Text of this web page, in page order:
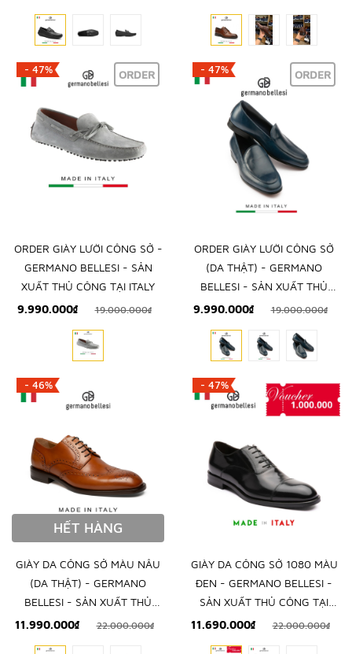
- 47% ORDER
ORDER GIÀY LƯỜI CÔNG SỞ -
GERMANO BELLESI - SẢN
XUẤT THỦ CÔNG TẠI ITALY
9.990.000₫
19.000.000₫
- 47% ORDER
ORDER GIÀY LƯỜI CÔNG SỞ
(DA THẬT) - GERMANO
BELLESI - SẢN XUẤT THỦ
CÔNG TẠI ITALY
9.990.000₫ 19.000.000₫
- 46%
HẾT HÀNG
GIÀY DA CÔNG SỞ MÀU NÂU
(DA THẬT) - GERMANO
BELLESI - SẢN XUẤT THỦ
CÔNG TẠI ITALY
11.990.000₫ 22.000.000₫
- 47%
GIÀY DA CÔNG SỞ 1080 MÀU
ĐEN - GERMANO BELLESI -
SẢN XUẤT THỦ CÔNG TẠI
ITALY
11.690.000₫ 22.000.000₫